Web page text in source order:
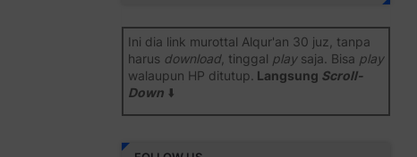
Ini dia link murottal Alqur'an 30 juz, tanpa
harus download, tinggal playsaja. Bisa play
walaupun HP ditutup. Langsung Scroll-
Down⬇️